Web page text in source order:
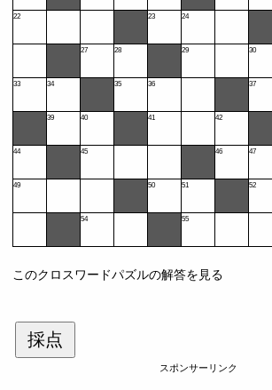
22 23 24
27 28 29 30
33 34 35 36 37
39 40 41 42
44 45 46 47
49 50 51 52
54 55
このクロスワードパズルの解答を見る
採点
スポンサーリンク